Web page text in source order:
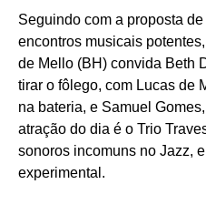
Seguindo com a proposta
encontros musicais
de Mello (BH) convida Beth
tirar o fôlego, com Lucas de
na bateria, e Samuel
atração do dia é o Trio
sonoros incomuns no Jazz,
experimental.